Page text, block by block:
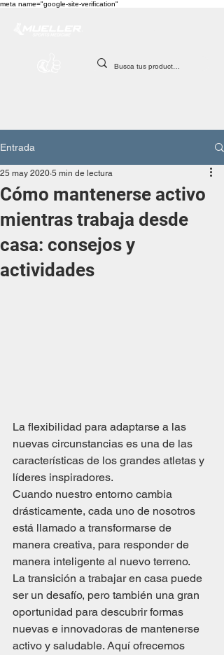
meta name="google-site-verification"
Entrada
Cómo mantenerse activo
mientras trabaja desde
casa: consejos y
actividades
25 may 2020 5 min de lectura
La flexibilidad para adaptarse a las
nuevas circunstancias es una de las
características de los grandes atletas y
líderes inspiradores.
Cuando nuestro entorno cambia
drásticamente, cada uno de nosotros
está llamado a transformarse de
manera creativa, para responder de
manera inteligente al nuevo terreno.
La transición a trabajar en casa puede
ser un desafío, pero también una gran
oportunidad para descubrir formas
nuevas e innovadoras de mantenerse
activo y saludable. Aquí ofrecemos